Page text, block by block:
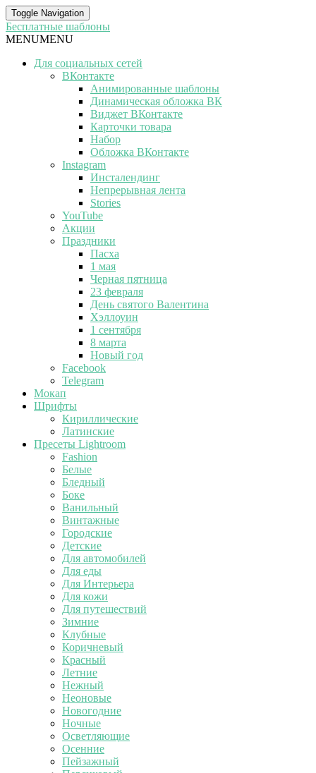
Toggle Navigation
Бесплатные шаблоны
MENUMENU
Для социальных сетей
ВКонтакте
Анимированные шаблоны
Динамическая обложка ВК
Виджет ВКонтакте
Карточки товара
Набор
Обложка ВКонтакте
Instagram
Инсталендинг
Непрерывная лента
Stories
YouTube
Акции
Праздники
Пасха
1 мая
Черная пятница
23 февраля
День святого Валентина
Хэллоуин
1 сентября
8 марта
Новый год
Facebook
Telegram
Мокап
Шрифты
Кириллические
Латинские
Пресеты Lightroom
Fashion
Белые
Бледный
Боке
Ванильный
Винтажные
Городские
Детские
Для автомобилей
Для еды
Для Интерьера
Для кожи
Для путешествий
Зимние
Клубные
Коричневый
Красный
Летние
Нежный
Неоновые
Новогодние
Ночные
Осветляющие
Осенние
Пейзажный